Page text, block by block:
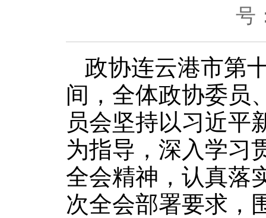
号
政协连云港市第
间，全体政协委员
员会坚持以习近平
为指导，深入学习
全会精神，认真落
次全会部署要求，